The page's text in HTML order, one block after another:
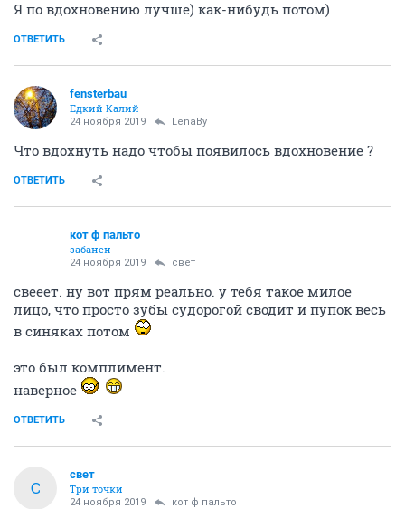
Я по вдохновению лучше) как-нибудь потом)
ОТВЕТИТЬ
fensterbau
Едкий Калий
24 ноября 2019 LenaBy
Что вдохнуть надо чтобы появилось вдохновение ?
ОТВЕТИТЬ
кот ф пальто
забанен
24 ноября 2019 свет
свееет. ну вот прям реально. у тебя такое милое
лицо, что просто зубы судорогой сводит и пупок весь
в синяках потом
это был комплимент.
наверное
ОТВЕТИТЬ
С
свет
Три точки
24 ноября 2019 кот ф пальто